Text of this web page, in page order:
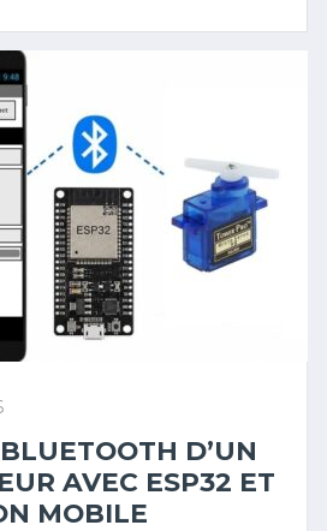
D’UN
AVEC ESP32 ET
MOBILE